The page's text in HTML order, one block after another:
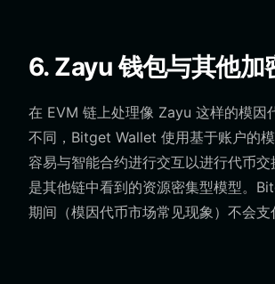
6. Zayu 钱包与其他加
在 EVM 链上处理像 Zayu 这样的模因
不同，Bitget Wallet 使用基于账户的
容易与智能合约进行交互以进行代币
是其他链中看到的资源密集型模型。
期间（模因代币市场常见现象）不会支